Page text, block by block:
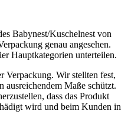
Babynest/Kuschelnest von
genau angesehen.
Hauptkategorien unterteilen.
Verpackung. Wir stellten fest,
ausreichendem Maße schützt.
dass das Produkt
wird und beim Kunden in